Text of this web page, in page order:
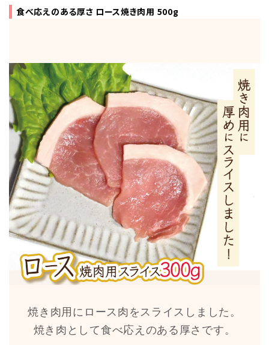
食べ応えのある厚さ ロース焼き肉用 500g
焼き肉用にロース肉をスライスしました。
焼き肉として食べ応えのある厚さです。